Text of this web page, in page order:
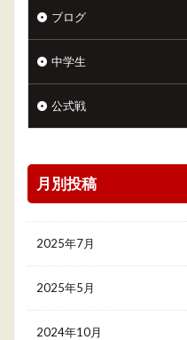
ブログ
中学生
公式戦
月別投稿
2025年7月
2025年5月
2024年10月